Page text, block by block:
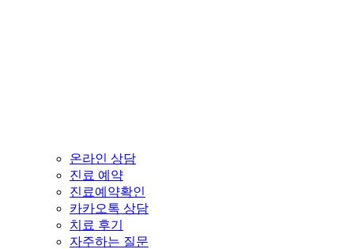
온라인 상담
진료 예약
진료예약확인
카카오톡 상담
치료 후기
자주하는 질문